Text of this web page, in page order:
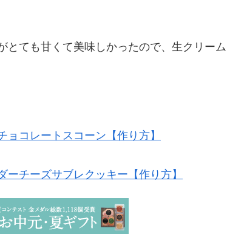
ても甘くて美味しかったので、生クリーム
コレートスコーン【作り方】
チーズサブレクッキー【作り方】